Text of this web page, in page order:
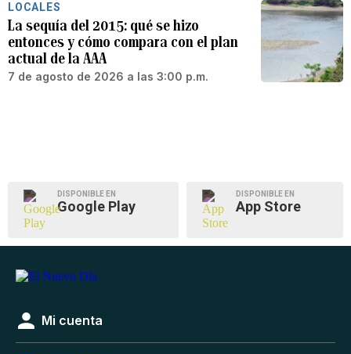
LOCALES
La sequía del 2015: qué se hizo
entonces y cómo compara con el plan
actual de la AAA
7 de agosto de 2026 a las 3:00 p.m.
DISPONIBLE EN
Google Play
DISPONIBLE EN
App Store
Mi cuenta